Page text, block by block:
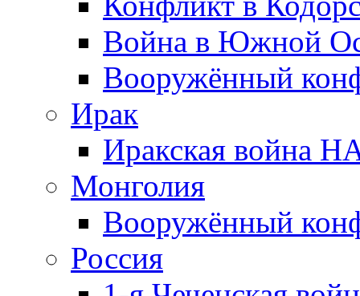
Война в Южной
Вооружённый
Ирак
Иракская война
Монголия
Вооружённый
Россия